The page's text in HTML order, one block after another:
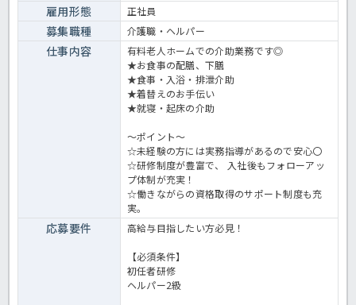
雇用形態 正社員
募集職種 介護職・ヘルパー
仕事内容
有料老人ホームでの介助業務です◎
★お食事の配膳、下膳
★食事・入浴・排泄介助
★着替えのお手伝い
★就寝・起床の介助
～ポイント～
☆未経験の方には実務指導があるので安心〇
☆研修制度が豊富で、 入社後もフォローアッ
プ体制が充実！
☆働きながらの資格取得のサポート制度も充
実。
応募要件 高給与目指したい方必見！
【必須条件】
初任者研修
ヘルパー2級